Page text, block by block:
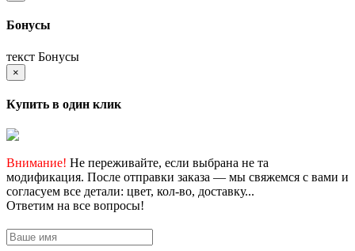
Бонусы
текст Бонусы
×
Купить в один клик
Внимание! Не переживайте, если выбрана не та
модификация. После отправки заказа — мы свяжемся с вами и
согласуем все детали: цвет, кол-во, доставку...
Ответим на все вопросы!